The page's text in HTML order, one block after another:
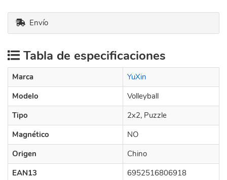
Envío
Tabla de especificaciones
Marca
YuXin
Modelo
Volleyball
Tipo
2x2, Puzzle
Magnético
NO
Origen
Chino
EAN13
6952516806918